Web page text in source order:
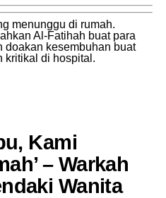
menunggu di rumah.
Al-Fatihah buat para
doakan kesembuhan buat
kritikal di hospital.
Kami
– Warkah
Wanita